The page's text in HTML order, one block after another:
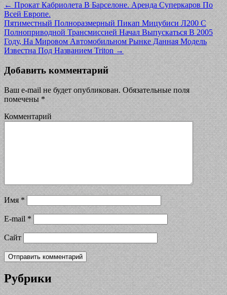
←Прокат Кабриолета В Барселоне. Аренда Суперкаров По
Всей Европе.
Пятиместный Полноразмерный Пикап Мицубиси Л200 С
Полноприводной Трансмиссией Начал Выпускаться В 2005
Году, На Мировом Автомобильном Рынке Данная Модель
Известна Под Названием Triton →
Добавить комментарий
Ваш e-mail не будет опубликован. Обязательные поля
помечены*
Комментарий
Имя *
E-mail*
Сайт
Рубрики